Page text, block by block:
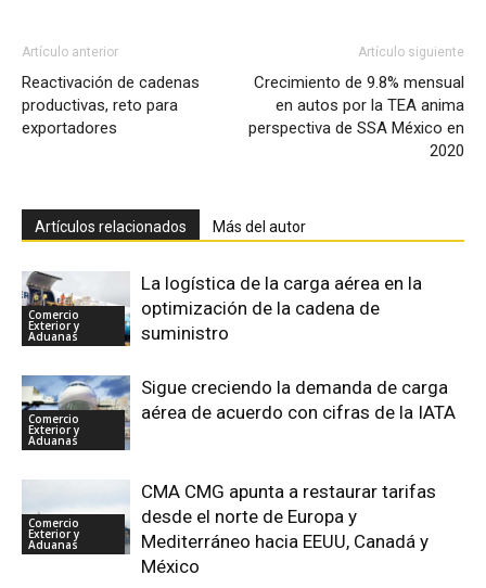
Artículo anterior
Reactivación de cadenas
productivas, reto para
exportadores
Artículo siguiente
Crecimiento de 9.8% mensual
en autos por la TEA anima
perspectiva de SSA México en
2020
Artículos relacionados Más del autor
Comercio
Exterior y
Aduanas
La logística de la carga aérea en la
optimización de la cadena de
suministro
Comercio
Exterior y
Aduanas
Sigue creciendo la demanda de carga
aérea de acuerdo con cifras de la IATA
Comercio
Exterior y
Aduanas
CMA CMG apunta a restaurar tarifas
desde el norte de Europa y
Mediterráneo hacia EEUU, Canadá y
México